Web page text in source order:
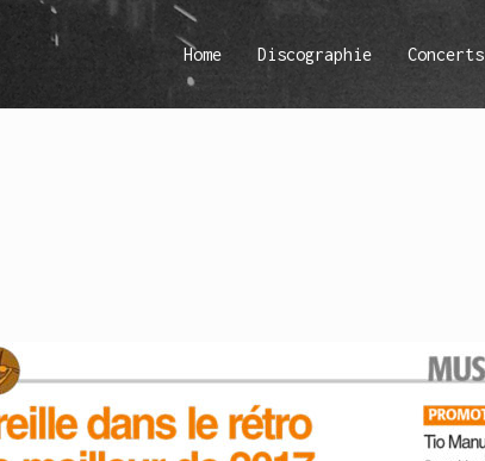
Home Discographie Concerts